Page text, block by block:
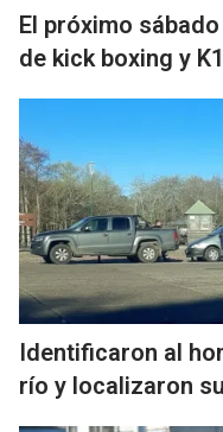
El próximo
de kick boxing y K1
Identificaron al
río y localizaron